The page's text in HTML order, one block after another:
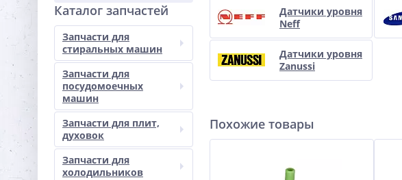
Каталог запчастей
Запчасти для
стиральных машин
Запчасти для
посудомоечных
машин
Запчасти для плит,
духовок
Запчасти для
холодильников
Датчики уровня
Neff
Датчики уровня
Zanussi
Похожие товары